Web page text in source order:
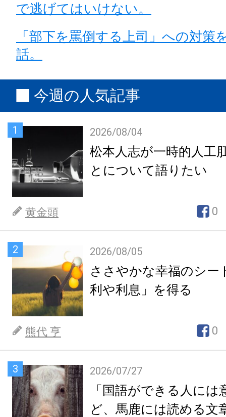
で逃げてはいけない。
「部下を罵倒する上司」への対策
話。
今週の人気記事
1 2026/08/04
松本人志が一時的人工
とについて語りたい
黄金頭 0
2 2026/08/05
ささやかな幸福のシー
利や利息」を得る
熊代 亨 0
3 2026/07/27
「国語ができる人には
ど、馬鹿には読める文